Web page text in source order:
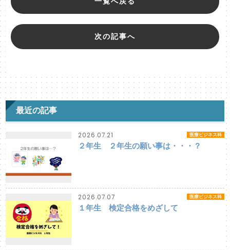
次の記事へ
最近の記事
2026.07.21 医療ビジネス科
２年生 ２年生の願い事は・・・？
2026.07.07 医療ビジネス科
１年生 検定合格をめざして